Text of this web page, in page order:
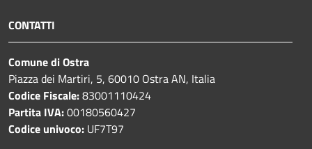
CONTATTI
Comune di Ostra
Piazza dei Martiri, 5, 60010 Ostra AN, Italia
Codice Fiscale:83001110424
Partita IVA:00180560427
Codice univoco: UF7T97